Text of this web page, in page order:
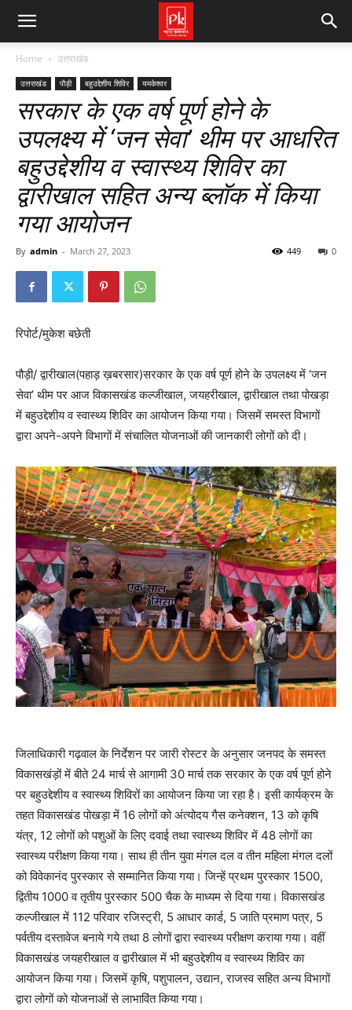
Home उत्तराखंड
उत्तराखंड पौड़ी बहुउद्देशीय शिविर यमकेश्वर
सरकार के एक वर्ष पूर्ण होने के
उपलक्ष्य में ‘जन सेवा’ थीम पर आधरित
बहुउद्देशीय व स्वास्थ्य शिविर का
द्वारीखाल सहित अन्य ब्लॉक में किया
गया आयोजन
By admin - March 27, 2023 0
449
रिपोर्ट/मुकेश बछेती
पौड़ी/ द्वारीखाल(पहाड़ ख़बरसार)सरकार के एक वर्ष पूर्ण होने के उपलक्ष्य में ‘जन
सेवा’ थीम पर आज विकासखंड कल्जीखाल, जयहरीखाल, द्वारीखाल तथा पोखड़ा
में बहुउद्देशीय व स्वास्थ्य शिविर का आयोजन किया गया। जिसमें समस्त विभागों
द्वारा अपने-अपने विभागों में संचालित योजनाओं की जानकारी लोगों को दी।
जिलाधिकारी गढ़वाल के निर्देशन पर जारी रोस्टर के अनुसार जनपद के समस्त
विकासखंड़ों में बीते 24 मार्च से आगामी 30 मार्च तक सरकार के एक वर्ष पूर्ण होने
पर बहुउद्देशीय व स्वास्थ्य शिविरों का आयोजन किया जा रहा है। इसी कार्यक्रम के
तहत विकासखंड पोखड़ा में 16 लोगों को अंत्योदय गैस कनेक्शन, 13 को कृषि
यंत्र, 12 लोगों को पशुओं के लिए दवाई तथा स्वास्थ्य शिविर में 48 लोगों का
स्वास्थ्य परीक्षण किया गया। साथ ही तीन युवा मंगल दल व तीन महिला मंगल दलों
को विवेकानंद पुरस्कार से सम्मानित किया गया। जिन्हें प्रथम पुरस्कार 1500,
द्वितीय 1000 व तृतीय पुरस्कार 500 चैक के माध्यम से दिया गया। विकासखंड
कल्जीखाल में 112 परिवार रजिस्ट्री, 5 आधार कार्ड, 5 जाति प्रमाण पत्र, 5
पर्वतीय दस्तावेज बनाये गये तथा 8 लोगों द्वारा स्वास्थ्य परीक्षण कराया गया। वहीं
विकासखंड जयहरीखाल व द्वारीखाल में भी बहुउद्देशीय व स्वास्थ्य शिविर का
आयोजन किया गया। जिसमें कृषि, पशुपालन, उद्यान, राजस्व सहित अन्य विभागों
द्वारा लोगों को योजनाओं से लाभाविंत किया गया।